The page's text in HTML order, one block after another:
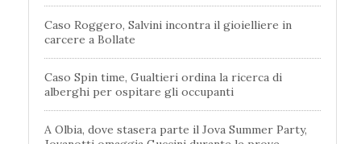
Caso Roggero, Salvini incontra il gioielliere in
carcere a Bollate
Caso Spin time, Gualtieri ordina la ricerca di
alberghi per ospitare gli occupanti
A Olbia, dove stasera parte il Jova Summer Party,